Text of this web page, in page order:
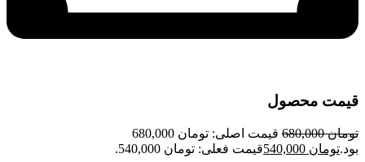
قیمت محصول
تومان680,000
قیمت اصلی: تومان 680,000
بود.تومان قیمت فعلی: تومان 540,000.